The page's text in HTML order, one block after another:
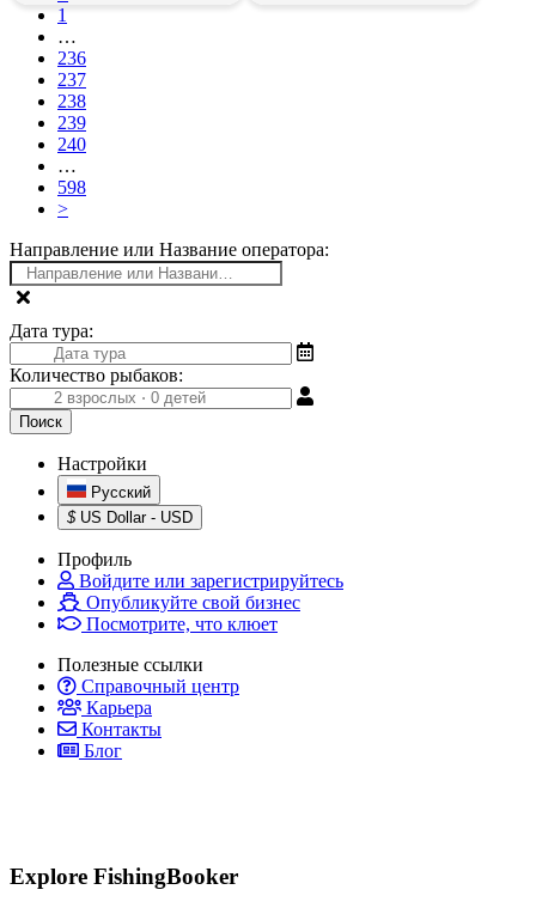
1
…
236
237
238
239
240
…
598
>
Направление или Название оператора:
Дата тура:
Количество рыбаков:
Настройки
Русский
$ US Dollar - USD
Профиль
Войдите или зарегистрируйтесь
Опубликуйте свой бизнес
Посмотрите, что клюет
Полезные ссылки
Справочный центр
Карьера
Контакты
Блог
Explore FishingBooker